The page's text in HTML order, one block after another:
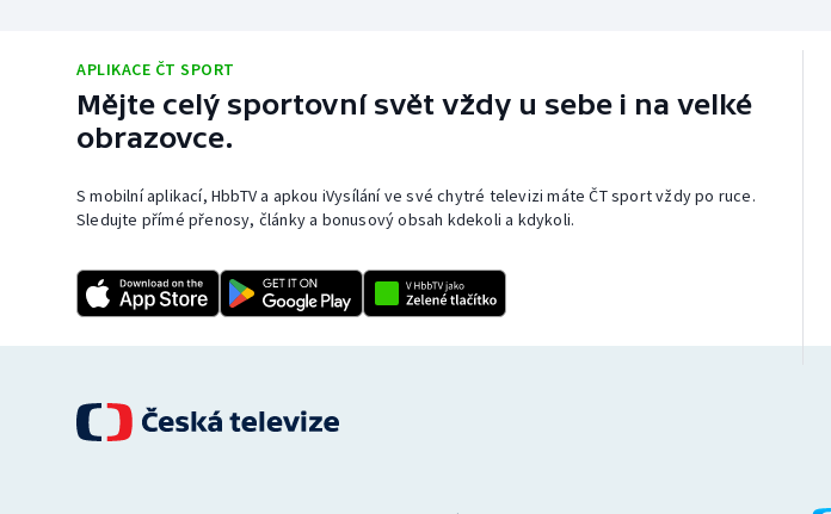
APLIKACE ČT SPORT
Mějte celý sportovní svět vždy u sebe i na velké
obrazovce.
S mobilní aplikací, HbbTV a apkou iVysílání ve své chytré televizi máte ČT sport vždy po ruce.
Sledujte přímé přenosy, články a bonusový obsah kdekoli a kdykoli.